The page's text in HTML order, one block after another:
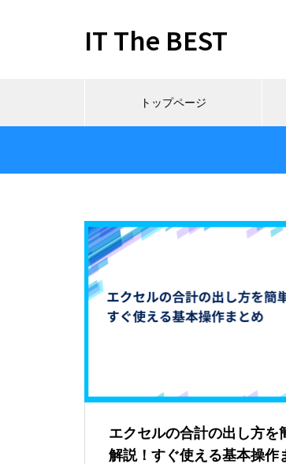
IT The BEST
トップページ
エクセルの合計の出し方を
解説！すぐ使える基本操作